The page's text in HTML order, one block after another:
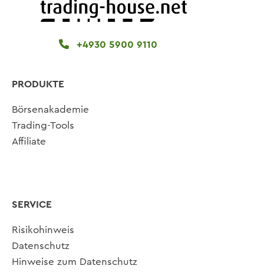
+4930 5900 9110
PRODUKTE
Börsenakademie
Trading-Tools
Affiliate
SERVICE
Risikohinweis
Datenschutz
Hinweise zum Datenschutz